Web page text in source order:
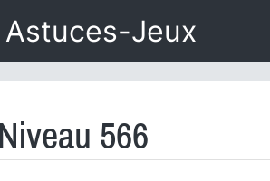
Astuces-Jeux
566